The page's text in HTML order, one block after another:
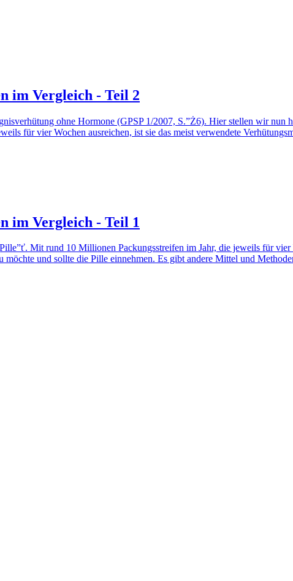
im Vergleich - Teil 2
ohne Hormone (GPSP 1/2007, S.”Ż6). Hier stellen wir nun
für vier Wochen ausreichen, ist sie das meist verwendete
im Vergleich - Teil 1
Mit rund 10 Millionen Packungsstreifen im Jahr, die jeweils für
und sollte die Pille einnehmen. Es gibt andere Mittel und